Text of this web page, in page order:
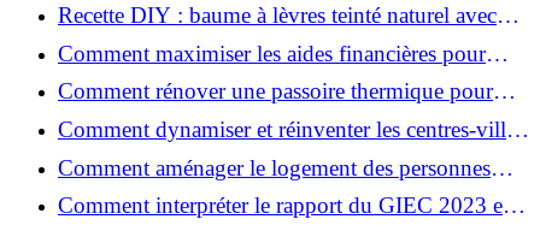
Recette DIY : baume à lèvres teinté naturel avec
SPF
Comment maximiser les aides financières pour
votre rénovation ?
Comment rénover une passoire thermique pour
une maison durable ?
Comment dynamiser et réinventer les centres-villes
avec Action Cœur de Ville ?
Comment aménager le logement des personnes
âgées et obtenir des aides financières ?
Comment interpréter le rapport du GIEC 2023 et